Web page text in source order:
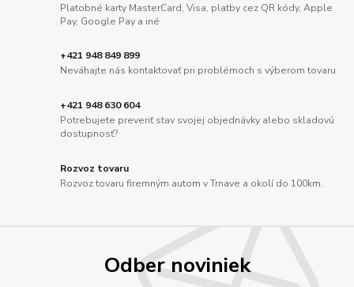
Platobné karty MasterCard, Visa, platby cez QR kódy, Apple
Pay, Google Pay a iné
+421 948 849 899
Neváhajte nás kontaktovať pri problémoch s výberom tovaru
+421 948 630 604
Potrebujete preveriť stav svojej objednávky alebo skladovú
dostupnosť?
Rozvoz tovaru
Rozvoz tovaru firemným autom v Trnave a okolí do 100km.
Odber noviniek